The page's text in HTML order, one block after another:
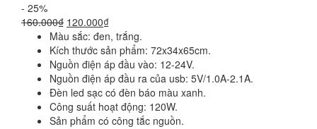
- 25%
160.000₫ Giá
gốc
là:
160.000₫.
120.000₫Giá
hiện
tại
là:
120.000₫.
Màu sắc: đen, trắng.
Kích thước sản phẩm: 72x34x65cm.
Nguồn điện áp đầu vào: 12-24V.
Nguồn điện áp đầu ra của usb: 5V/1.0A-2.1A.
Đèn led sạc có đèn báo màu xanh.
Công suất hoạt động: 120W.
Sản phẩm có công tắc nguồn.